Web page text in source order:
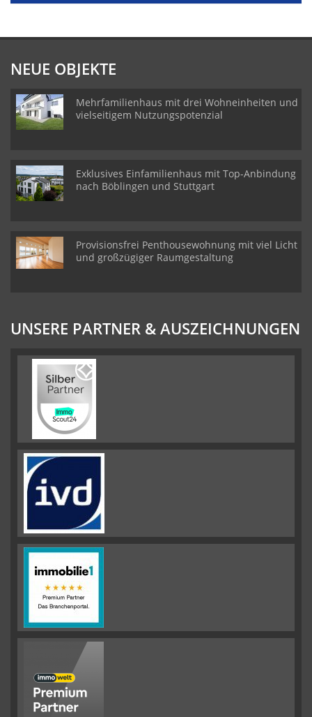
NEUE OBJEKTE
Mehrfamilienhaus mit drei Wohneinheiten und
vielseitigem Nutzungspotenzial
Exklusives Einfamilienhaus mit Top-Anbindung
nach Böblingen und Stuttgart
Provisionsfrei Penthousewohnung mit viel Licht
und großzügiger Raumgestaltung
UNSERE PARTNER & AUSZEICHNUNGEN